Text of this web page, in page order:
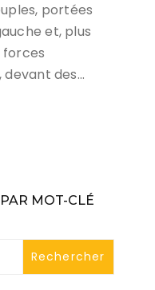
portées
et, plus
devant des…
MOT-CLÉ